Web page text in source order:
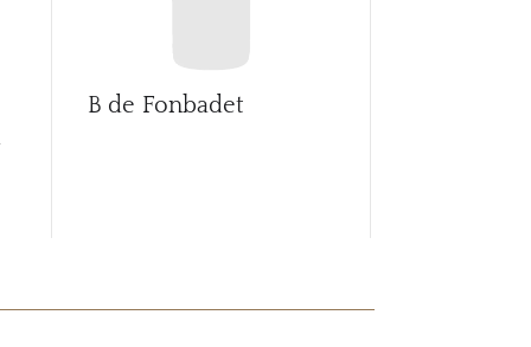
B de Fonbadet